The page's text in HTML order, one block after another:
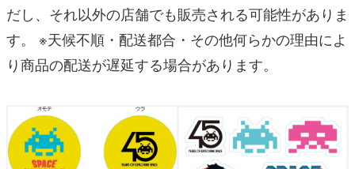
だし、それ以外の店舗でも販売される可能性がありま
す。 ※天候不順・配送都合・その他何らかの理由によ
り商品の配送が遅延する場合があります。